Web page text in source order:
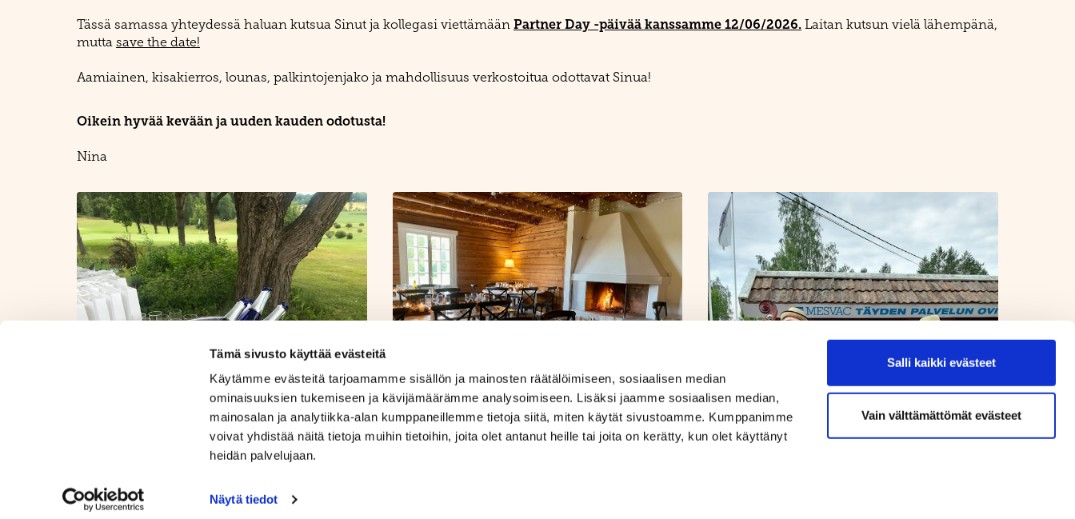
Tämä sivusto käyttää evästeitä
Käytämme evästeitä tarjoamamme sisällön ja mainosten räätälöimiseen, sosiaalisen median
ominaisuuksien tukemiseen ja kävijämäärämme analysoimiseen. Lisäksi jaamme sosiaalisen median,
mainosalan ja analytiikka-alan kumppaneillemme tietoja siitä, miten käytät sivustoamme. Kumppanimme
voivat yhdistää näitä tietoja muihin tietoihin, joita olet antanut heille tai joita on kerätty, kun olet käyttänyt
heidän palvelujaan.
Näytä tiedot
Salli kaikki evästeet
Vain välttämättömät evästeet
Tässä samassa yhteydessä haluan kutsua Sinut ja kollegasi viettämään Partner Day -päivää kanssamme 12/06/2026. Laitan kutsun vielä lähempänä,
mutta save the date!
Aamiainen, kisakierros, lounas, palkintojenjako ja mahdollisuus verkostoitua odottavat Sinua!
Oikein hyvää kevään ja uuden kauden odotusta!
Nina